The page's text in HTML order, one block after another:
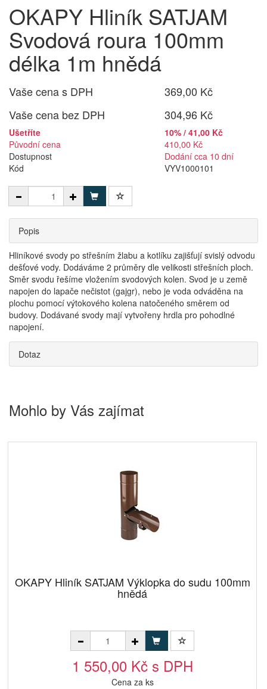
OKAPY Hliník SATJAM
Svodová roura 100mm
délka 1m hnědá
Vaše cena s DPH
369,00 Kč
Vaše cena bez DPH
304,96 Kč
Ušetříte
10% / 41,00 Kč
Původní cena
410,00 Kč
Dostupnost
Dodání cca 10 dní
Kód
VYV1000101
Popis
Hliníkové svody po střešním žlabu a kotlíku zajišťují svislý odvodu
dešťové vody. Dodáváme 2 průměry dle velikosti střešních ploch.
Směr svodu řešíme vložením svodových kolen. Svod je u země
napojen do lapače nečistot (gajgr), nebo je voda odváděna na
plochu pomocí výtokového kolena natočeného směrem od
budovy. Dodávané svody mají vytvořeny hrdla pro pohodlné
napojení.
Dotaz
Mohlo by Vás zajímat
OKAPY Hliník SATJAM Výklopka do sudu 100mm
hnědá
1 550,00 Kč s DPH
Cena za ks